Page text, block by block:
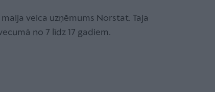
veica uzņēmums Norstat. Tajā
no 7 līdz 17 gadiem.